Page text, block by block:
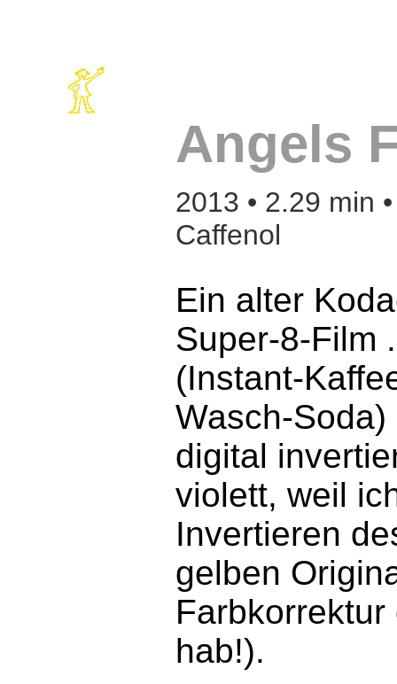
Angels
2013 • 2.29 min
Caffenol
Ein alter
Super-8-Film
(Instant-
Wasch-
digital
violett, weil
Invertieren
gelben
Farbkorrektur
hab!).